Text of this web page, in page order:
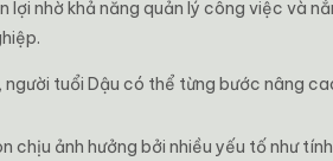
nhờ khả năng quản lý công việc và
tuổi Dậu có thể từng bước nâng
ảnh hưởng bởi nhiều yếu tố như